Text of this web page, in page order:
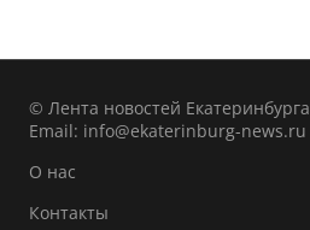
© Лента новостей Екатеринбурга
Email: info@ekaterinburg-news.ru
О нас
Контакты